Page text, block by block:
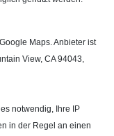
Maps. Anbieter ist
View, CA 94043,
notwendig, Ihre IP
in der Regel an einen